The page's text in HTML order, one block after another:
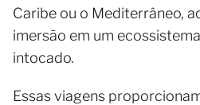
Caribe ou o Mediterrâneo,
imersão em um
intocado.
Essas viagens